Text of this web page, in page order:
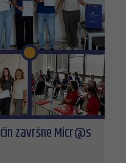
završne Micr@s